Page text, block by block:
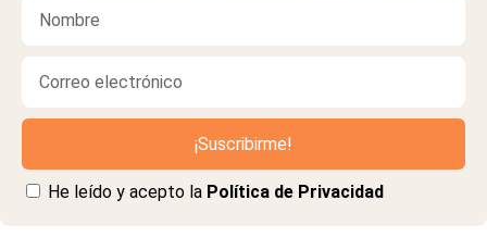
He leído y acepto la Política de Privacidad
¡Suscribirme!